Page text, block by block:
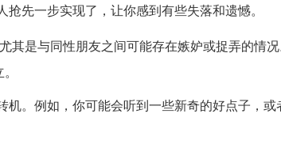
先一步实现了，让你感到有些失落和遗憾。
其是与同性朋友之间可能存在嫉妒或捉弄的情
。例如，你可能会听到一些新奇的好点子，